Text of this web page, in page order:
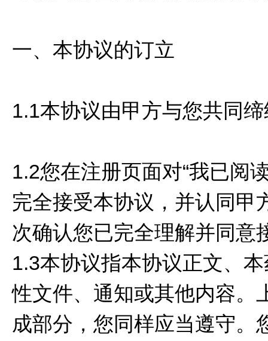
一、本协议的订立
1.1本协议由甲方与您共同
1.2您在注册页面对“我已阅
完全接受本协议，并认同甲
次确认您已完全理解并同意
1.3本协议指本协议正文、
性文件、通知或其他内容。
成部分，您同样应当遵守。